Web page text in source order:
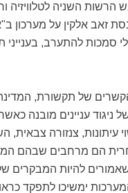
הרשות השניה לטלוויזיה
זאב אלקין על מערכון
סמכות להתערב, בענייני
של תקשורת, המדינה
ניגוד עניינים מובנה
עיתונות, צנזורה צבאית,
הם מרחבים שבהם
להיות המבקרים
ימשיכו לתפקד